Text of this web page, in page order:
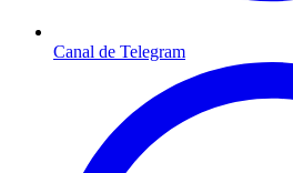
Canal de Telegram